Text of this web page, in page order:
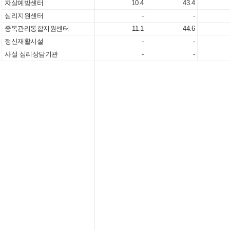
자살예방센터
심리지원센터
중독관리통합지원센터
정신재활시설
사설 심리상담기관
10.4
43.4
-
-
11.1
44.6
-
-
-
-